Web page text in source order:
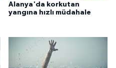
Alanya'da korkutan
yangına hızlı müdahale